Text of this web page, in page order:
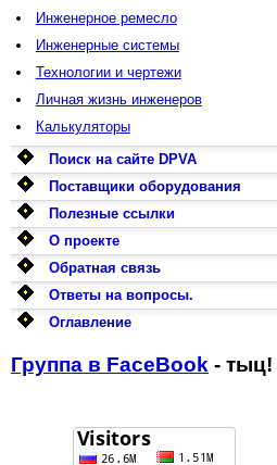
Инженерное ремесло
Инженерные системы
Технологии и чертежи
Личная жизнь инженеров
Калькуляторы
Поиск на сайте DPVA
Поставщики оборудования
Полезные ссылки
О проекте
Обратная связь
Ответы на вопросы.
Оглавление
Группа в FaceBook - тыц!